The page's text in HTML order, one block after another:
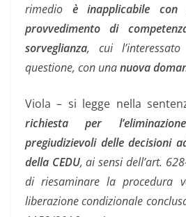
rimedio è inapplicabile
provvedimento di
sorveglianza, cui
questione, con unanuova
Viola – si legge nella
richiesta per
pregiudizievoli delle decisioni
della CEDU, ai sensi dell’art.
di riesaminare la procedura
liberazione condizionale